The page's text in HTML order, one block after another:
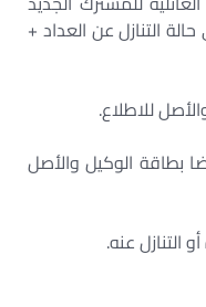
التنازل عن العداد +
للاطلاع.
بطاقة الوكيل والأصل
التنازل عنه.